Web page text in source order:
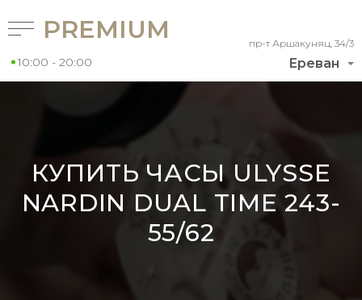
Ереван
пр-т Аршакуняц, 34/3
PREMIUM
10:00 - 20:00
КУПИТЬ ЧАСЫ ULYSSE
NARDIN DUAL TIME 243-
55/62